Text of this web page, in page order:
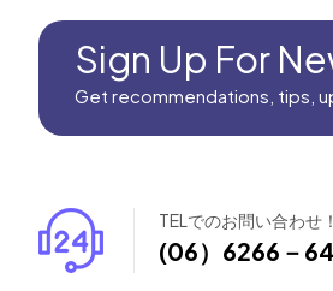
Sign Up For
Get recommendations, tips,
TELでのお問い合わ
(06）6266－